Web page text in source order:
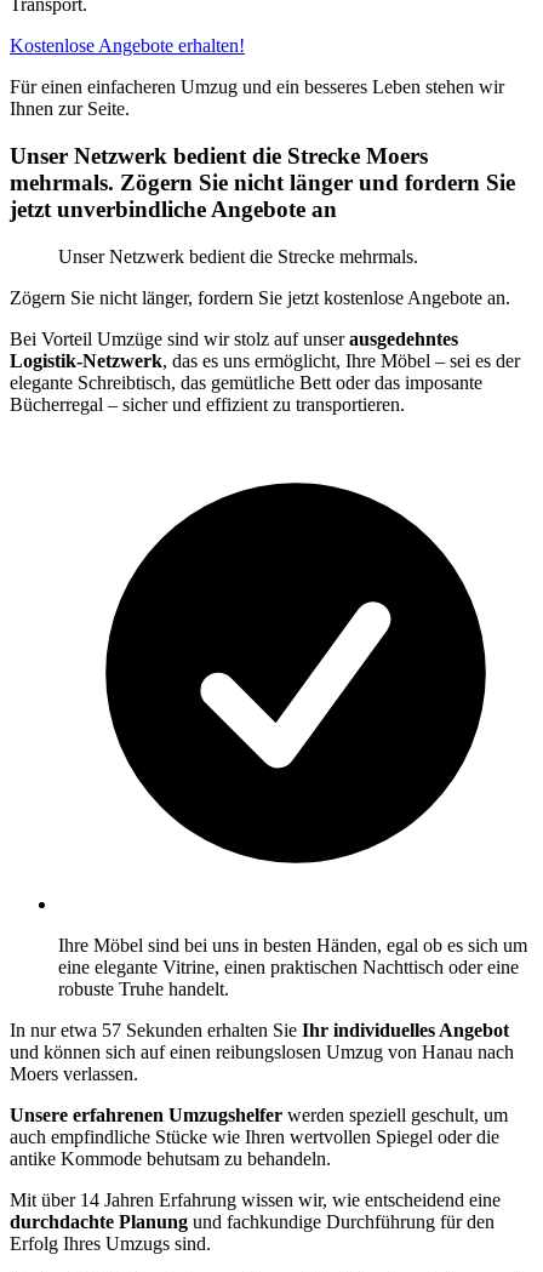
Transport.
Kostenlose Angebote erhalten!
Für einen einfacheren Umzug und ein besseres Leben stehen wir
Ihnen zur Seite.
Unser Netzwerk bedient die Strecke Moers
mehrmals. Zögern Sie nicht länger und fordern Sie
jetzt unverbindliche Angebote an
Unser Netzwerk bedient die Strecke mehrmals.
Zögern Sie nicht länger, fordern Sie jetzt kostenlose Angebote an.
Bei Vorteil Umzüge sind wir stolz auf unserausgedehntes
Logistik-Netzwerk, das es uns ermöglicht, Ihre Möbel – sei es der
elegante Schreibtisch, das gemütliche Bett oder das imposante
Bücherregal – sicher und effizient zu transportieren.
Ihre Möbel sind bei uns in besten Händen, egal ob es sich um
eine elegante Vitrine, einen praktischen Nachttisch oder eine
robuste Truhe handelt.
In nur etwa 57 Sekunden erhalten Sie Ihr individuelles Angebot
und können sich auf einen reibungslosen Umzug von Hanau nach
Moers verlassen.
Unsere erfahrenen Umzugshelfer werden speziell geschult, um
auch empfindliche Stücke wie Ihren wertvollen Spiegel oder die
antike Kommode behutsam zu behandeln.
Mit über 14 Jahren Erfahrung wissen wir, wie entscheidend eine
durchdachte Planung und fachkundige Durchführung für den
Erfolg Ihres Umzugs sind.